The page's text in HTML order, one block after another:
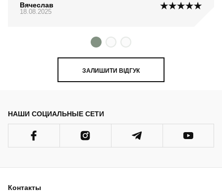
Вячеслав
18.08.2025
ЗАЛИШИТИ ВІДГУК
НАШИ СОЦИАЛЬНЫЕ СЕТИ
Контакты